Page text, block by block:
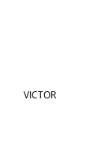
VICTOR